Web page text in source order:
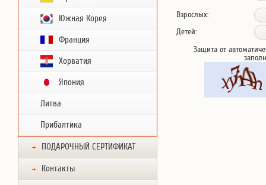
Южная Корея
Франция
Хорватия
Япония
Литва
Прибалтика
ПОДАРОЧНЫЙ СЕРТИФИКАТ
Контакты
Взрослых:
Детей:
Защита от